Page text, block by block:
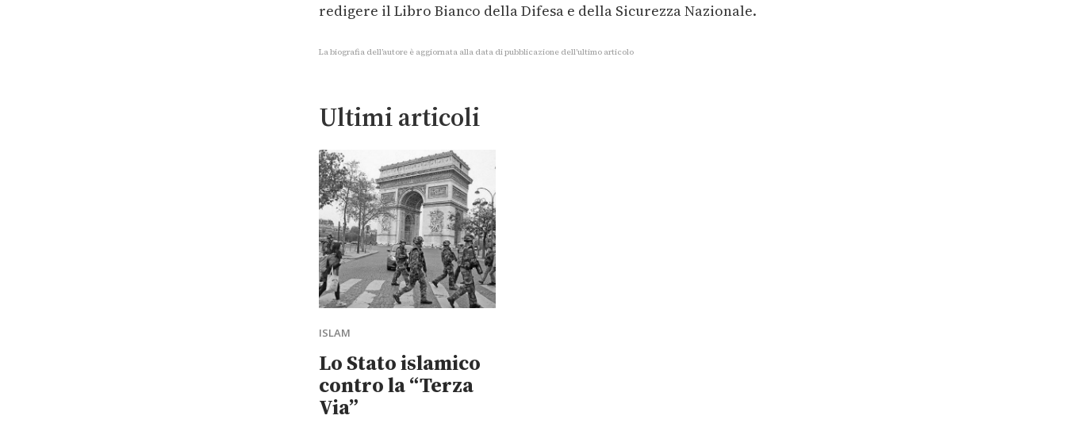
redigere il Libro Bianco della Difesa e della Sicurezza Nazionale.
La biografia dell’autore è aggiornata alla data di pubblicazione dell’ultimo articolo
Ultimi articoli
ISLAM
Lo Stato islamico
contro la “Terza
Via”